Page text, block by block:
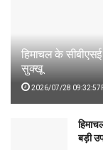
हिमाचल के
सुक्खू
2026/07/28
बड़ी